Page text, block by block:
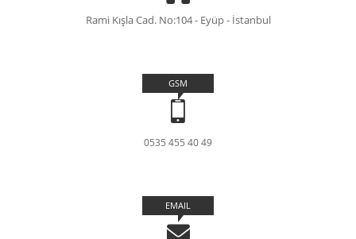
Rami Kışla Cad. No:104 - Eyüp - İstanbul
GSM
0535 455 40 49
EMAIL